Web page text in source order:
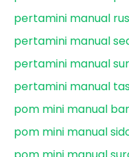
pertamini manual
pertamini manual
pertamini manual
pertamini manual
pom mini manual
pom mini manual